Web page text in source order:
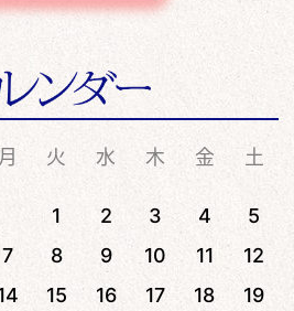
月 火 水 木 金 土
1 2 3 4
5
7 8 9 10 11
12
15 16 17 18
19